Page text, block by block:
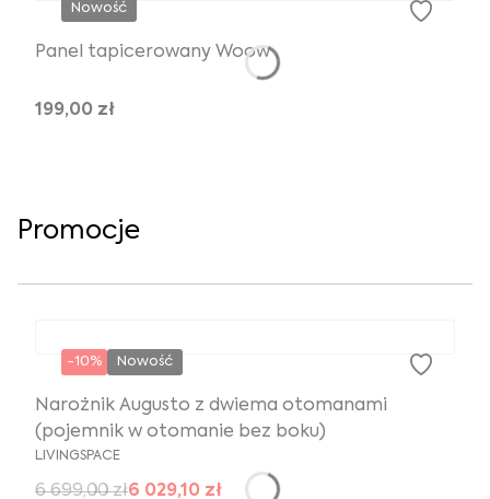
Nowość
Panel tapicerowany Woow
199,00 zł
Promocje
-10% Nowość
Narożnik Augusto z dwiema otomanami
(pojemnik w otomanie bez boku)
LIVINGSPACE
6 699,00 zł6 029,10 zł